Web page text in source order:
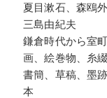
夏目漱石、森鴎
三島由紀夫
鎌倉時代から室
画、絵巻物、糸
書簡、草稿、墨
本